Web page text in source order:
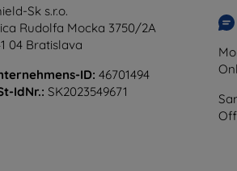
Sk s.r.o.
Rudolfa Mocka 3750/2A
04 Bratislava
ID: 46701494
IdNr.: SK2023549671